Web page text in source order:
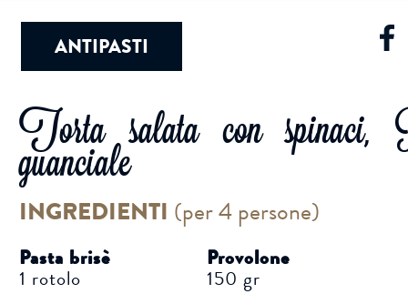
ANTIPASTI
Torta salata con spinaci,
guanciale
INGREDIENTI (per 4 persone)
Pasta brisè
1 rotolo
Provolone
150 gr